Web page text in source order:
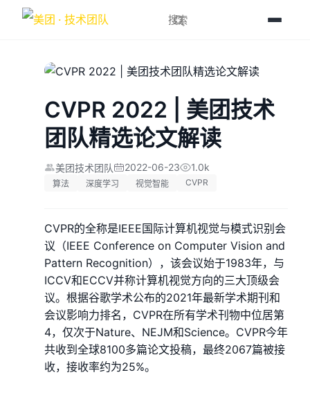
CVPR 2022 | 美团技术
团队精选论文解读
美团技术团队 2022-06-23 1.0k
算法 深度学习 视觉智能 CVPR
CVPR的全称是IEEE国际计算机视觉与模式识别会
议（IEEE Conference on Computer Vision and
Pattern Recognition），该会议始于1983年，与
ICCV和ECCV并称计算机视觉方向的三大顶级会
议。根据谷歌学术公布的2021年最新学术期刊和
会议影响力排名，CVPR在所有学术刊物中位居第
4，仅次于Nature、NEJM和Science。CVPR今年
共收到全球8100多篇论文投稿，最终2067篇被接
收，接收率约为25%。